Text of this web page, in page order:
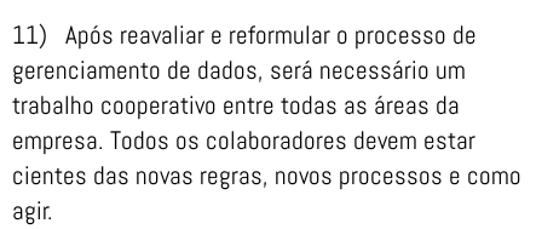
11) Após reavaliar e reformular o processo de
gerenciamento de dados, será necessário um
trabalho cooperativo entre todas as áreas da
empresa. Todos os colaboradores devem estar
cientes das novas regras, novos processos e como
agir.